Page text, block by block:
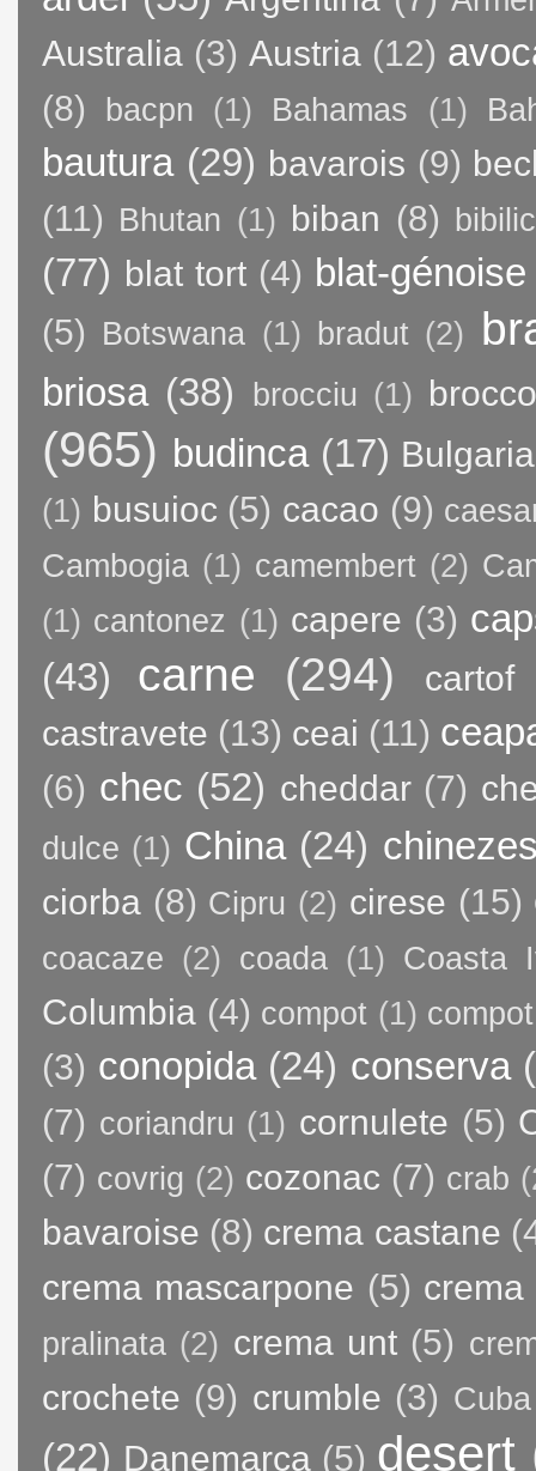
Australia (3) Austria (12)
(8) bacpn (1) Bahamas (1)
bautura (29) bavarois (9)
(11) Bhutan (1) biban (8)
(77) blat tort (4) blat-génoise
(5) Botswana (1) bradut (2)
briosa (38) brocciu (1)
(965) budinca (17) Bulgaria
(1) busuioc (5) cacao (9)
Cambogia (1) camembert (2)
(1) cantonez (1) capere (3)
(43)
carne (294)
cartof
castravete (13) ceai (11)
(6) chec (52) cheddar (7)
dulce (1) China (24)
ciorba (8) Cipru (2) cirese (15)
coacaze (2) coada (1) Coasta
Columbia (4) compot (1)
(3) conopida (24) conserva
(7) coriandru (1) cornulete (5)
(7) covrig (2) cozonac (7) crab
bavaroise (8) crema castane
crema mascarpone (5) crema
pralinata (2) crema unt (5)
crochete (9) crumble (3) Cuba
(22) Danemarca (5) desert